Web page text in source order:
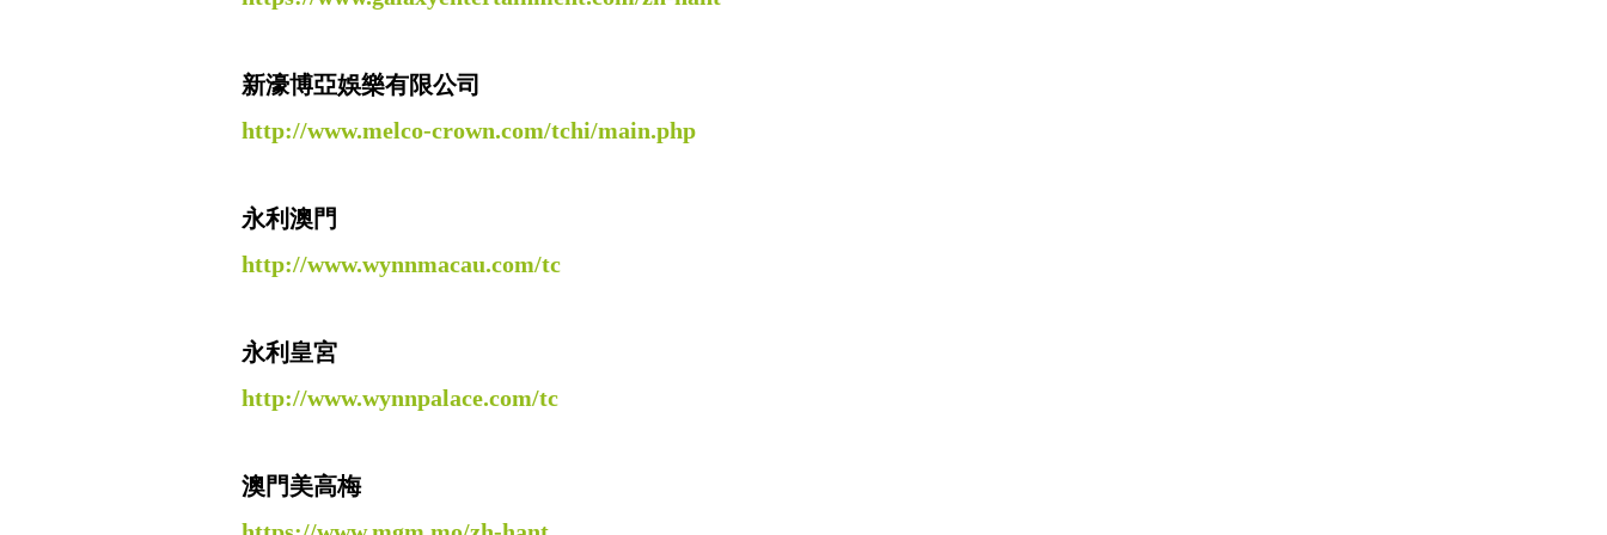
新濠博亞娛樂有限公司
http://www.melco-crown.com/tchi/main.php
永利澳門
http://www.wynnmacau.com/tc
永利皇宮
http://www.wynnpalace.com/tc
澳門美高梅